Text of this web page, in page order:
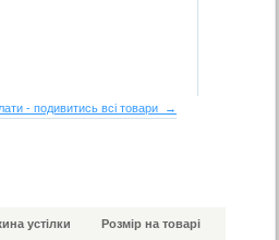
- подивитись всі товари →
устілки Розмір на товарі